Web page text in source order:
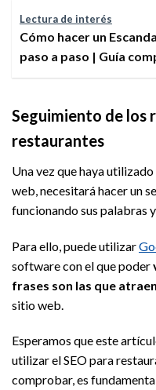
Lectura de interés
Cómo hacer un
paso a paso | Guía
Seguimiento de los
restaurantes
Una vez que haya
web, necesitará hacer un
funcionando sus palabras
Para ello, puede utilizar
software con el que poder
frases son las que
sitio web.
Esperamos que este
utilizar el SEO para
comprobar, es